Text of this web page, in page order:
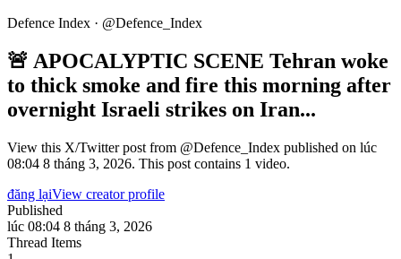
Defence Index · @Defence_Index
🚨 APOCALYPTIC SCENE Tehran woke
to thick smoke and fire this morning after
overnight Israeli strikes on Iran...
View this X/Twitter post from @Defence_Index published on lúc
08:04 8 tháng 3, 2026. This post contains 1 video.
đăng lạiView creator profile
Published
lúc 08:04 8 tháng 3, 2026
Thread Items